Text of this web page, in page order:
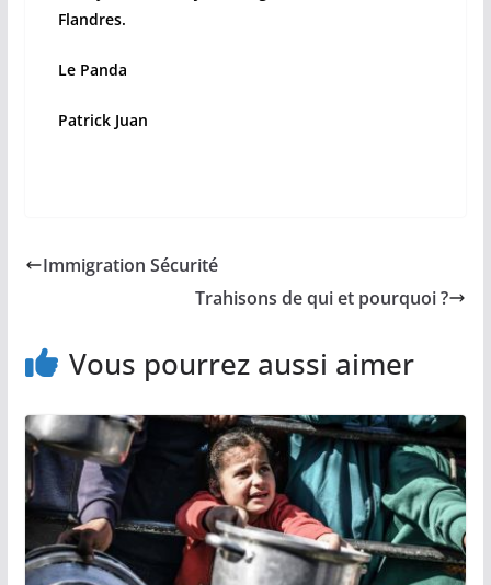
Flandres.
Le Panda
Patrick Juan
Immigration Sécurité
Trahisons de qui et pourquoi ?
Vous pourrez aussi aimer